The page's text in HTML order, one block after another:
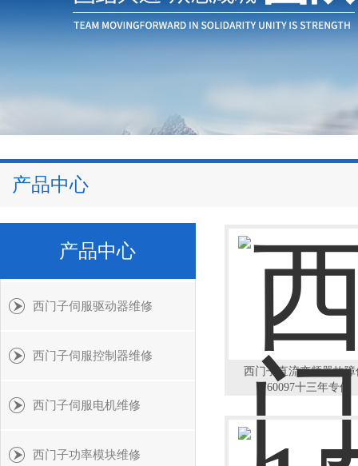
产品中心
产品中心
西门子伺服驱动器维修
西门子伺服控制器维修
西门子伺服电机维修
西门子功率模块维修
西门子直流变频器故障
F60097十三年专修